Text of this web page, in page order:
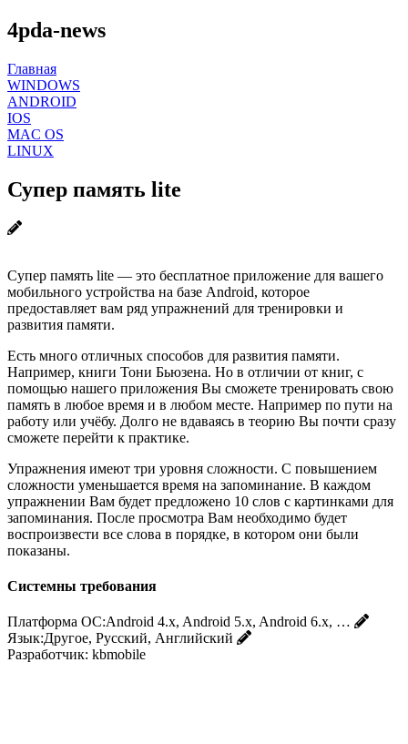
4pda-news
Главная
WINDOWS
ANDROID
IOS
MAC OS
LINUX
Супер память lite
Супер память lite — это бесплатное приложение для вашего
мобильного устройства на базе Android, которое
предоставляет вам ряд упражнений для тренировки и
развития памяти.
Есть много отличных способов для развития памяти.
Например, книги Тони Бьюзена. Но в отличии от книг, с
помощью нашего приложения Вы сможете тренировать свою
память в любое время и в любом месте. Например по пути на
работу или учёбу. Долго не вдаваясь в теорию Вы почти сразу
сможете перейти к практике.
Упражнения имеют три уровня сложности. С повышением
сложности уменьшается время на запоминание. В каждом
упражнении Вам будет предложено 10 слов с картинками для
запоминания. После просмотра Вам необходимо будет
воспроизвести все слова в порядке, в котором они были
показаны.
Системны требования
Платформа ОС:Android 4.x, Android 5.x, Android 6.x, …
Язык:Другое, Русский, Английский
Разработчик: kbmobile